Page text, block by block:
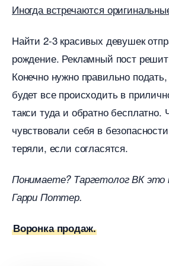
Иногда встречаются
Найти 2-3 красивых девушек
рождение. Рекламный пост
Конечно нужно правильно
удет все происходить в
такси туда и обратно
чувствовали себя в
теряли, если согласятся.
Понимаете? Таргетолог ВК это
Гарри Поттер.
оронка продаж.